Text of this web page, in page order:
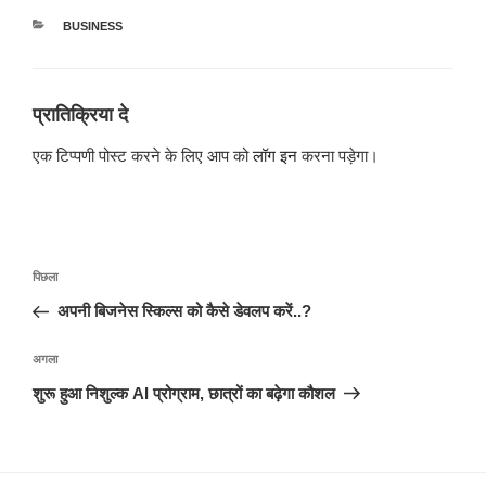
श्रेणियाँ
BUSINESS
प्रातिक्रिया दे
एक टिप्पणी पोस्ट करने के लिए आप कोलॉग इनकरना पड़ेगा।
पोस्ट
पिछला
पोस्ट:
पिछला
अपनी बिजनेस स्किल्स को कैसे डेवलप करें..?
अगली
पोस्ट
अगला
शुरू हुआ निशुल्क AI प्रोग्राम, छात्रों का बढ़ेगा कौशल